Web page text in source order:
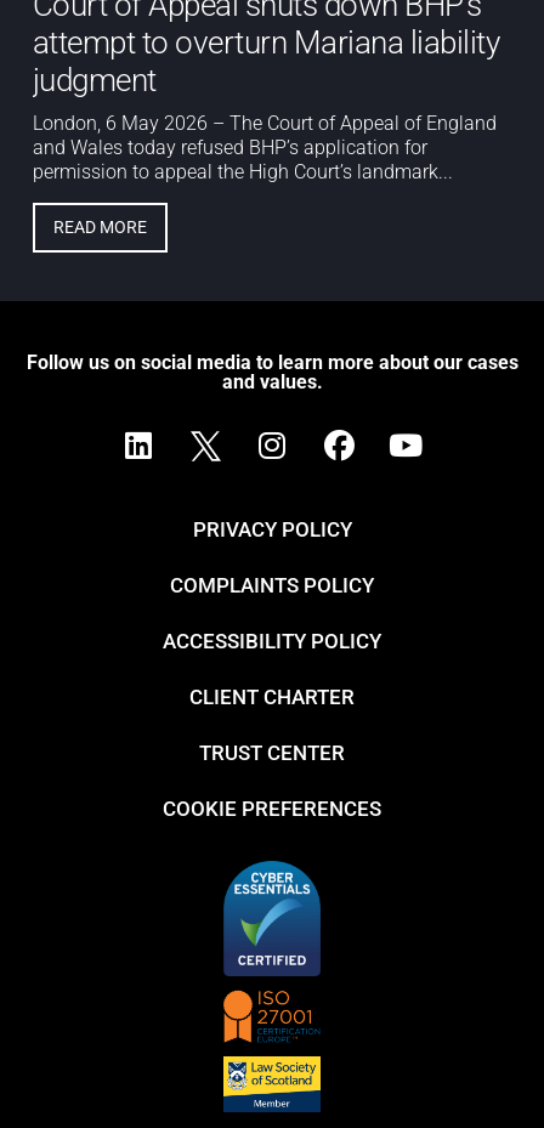
attempt to overturn Mariana liability
judgment
London, 6 May 2026 – The Court of Appeal of England
and Wales today refused BHP’s application for
permission to appeal the High Court’s landmark...
READ MORE
Follow us on social media to learn more about our cases
and values.
PRIVACY POLICY
COMPLAINTS POLICY
ACCESSIBILITY POLICY
CLIENT CHARTER
TRUST CENTER
COOKIE PREFERENCES